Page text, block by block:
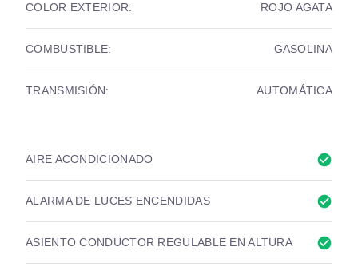
COLOR EXTERIOR: ROJO AGATA
COMBUSTIBLE: GASOLINA
TRANSMISIÓN: AUTOMÁTICA
AIRE ACONDICIONADO check_circle
ALARMA DE LUCES ENCENDIDAS check_circle
ASIENTO CONDUCTOR REGULABLE EN ALTURA check_circle